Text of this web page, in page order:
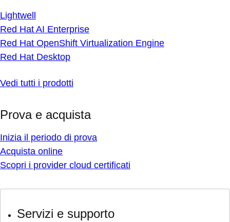
Lightwell
Red Hat AI Enterprise
Red Hat OpenShift Virtualization Engine
Red Hat Desktop
Vedi tutti i prodotti
Prova e acquista
Inizia il periodo di prova
Acquista online
Scopri i provider cloud certificati
Servizi e supporto